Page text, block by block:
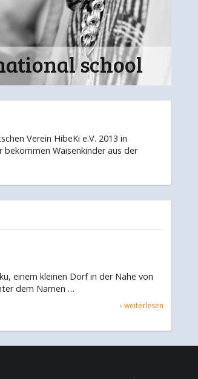
school
Verein HibeKi e.V. 2013 in
Waisenkinder aus der
einem kleinen Dorf in der Nähe von
dem Namen …
› weiterlesen